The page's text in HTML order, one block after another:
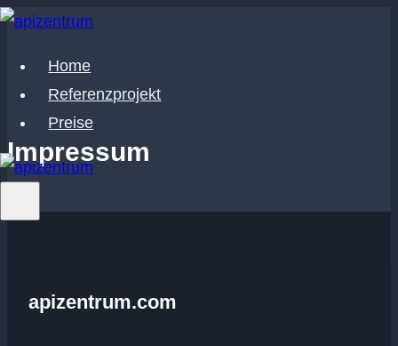
Zum
springen
Home
Referenzprojekt
Preise
Impressum
apizentrum.com